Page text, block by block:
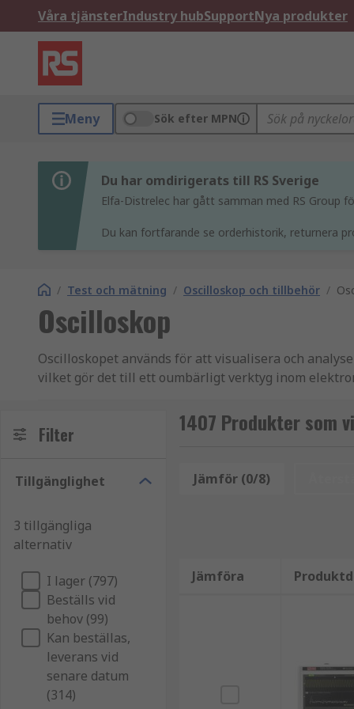
Våra tjänsterIndustry hubSupportNya produkter
Meny Sök efter MPN
Du har omdirigerats till RS Sverige
Elfa-Distrelec har gått samman med RS Group
Du kan fortfarande se orderhistorik, returnera
/ Test och mätning / Oscilloskop och tillbehör /
Oscilloskop
Oscilloskopet används för att visualisera och
vilket gör det till ett oumbärligt verktyg inom
Produkttyper för olika mätbehov
Valet av oscilloskop beror på applikation och krav på
Bärbara oscilloskop är lämpliga för fältarbete
Mixed signal oscilloskop kombinerar analog
För mer avancerad felsökning är modeller med hög
Viktiga specifikationer att jämföra
För att välja rätt oscilloskop bör du fokusera på:
Filter
Tillgänglighet
3 tillgängliga
alternativ
I lager (797)
Beställs vid
behov (99)
Kan beställas,
leverans vid
senare datum
(314)
1407 Produkter som
Jämför (0/8)
Jämföra